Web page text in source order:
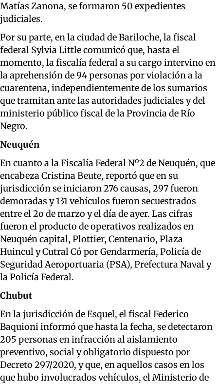
Matías Zanona, se formaron 50 expedientes
judiciales.
Por su parte, en la ciudad de Bariloche, la fiscal
federal Sylvia Little comunicó que, hasta el
momento, la fiscalía federal a su cargo intervino en
la aprehensión de 94 personas por violación a la
cuarentena, independientemente de los sumarios
que tramitan ante las autoridades judiciales y del
ministerio público fiscal de la Provincia de Río
Negro.
Neuquén
En cuanto a la Fiscalía Federal Nº2 de Neuquén, que
encabeza Cristina Beute, reportó que en su
jurisdicción se iniciaron 276 causas, 297 fueron
demoradas y 131 vehículos fueron secuestrados
entre el 2o de marzo y el día de ayer. Las cifras
fueron el producto de operativos realizados en
Neuquén capital, Plottier, Centenario, Plaza
Huincul y Cutral Có por Gendarmería, Policía de
Seguridad Aeroportuaria (PSA), Prefectura Naval y
la Policía Federal.
Chubut
En la jurisdicción de Esquel, el fiscal Federico
Baquioni informó que hasta la fecha, se detectaron
205 personas en infracción al aislamiento
preventivo, social y obligatorio dispuesto por
Decreto 297/2020, y que, en aquellos casos en los
que hubo involucrados vehículos, el Ministerio de